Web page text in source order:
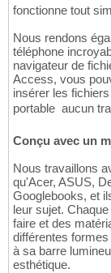
fonctionne tout
Nous rendons
téléphone
navigateur de
Access, vous
insérer les
portable  aucun
Conçu avec un
Nous travaillons
qu'Acer, ASUS,
Googlebooks, et
leur sujet.
faire et des
différentes
à sa barre
esthétique.